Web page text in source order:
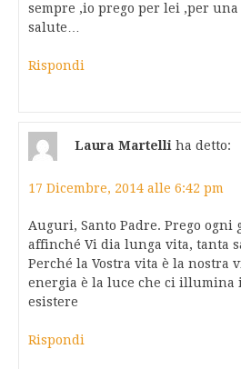
sempre ,io prego per lei ,per
salute…
Rispondi
Laura Martelli ha detto:
17 Dicembre, 2014 alle 6:42 pm
Auguri, Santo Padre. Prego ogni
affinché Vi dia lunga vita, tanta
Perché la Vostra vita è la nostra
energia è la luce che ci illumina
esistere
Rispondi